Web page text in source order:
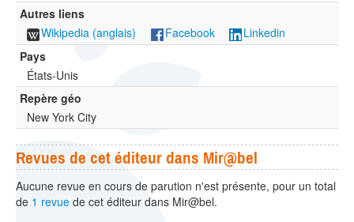
?
Autres liens
Wikipedia (anglais)
Facebook
Linkedin
Pays
États-Unis
Repère géo
New York City
Revues de cet éditeur dans Mir@bel
Aucune revue en cours de parution n'est présente, pour un total
de 1 revue de cet éditeur dans Mir@bel.